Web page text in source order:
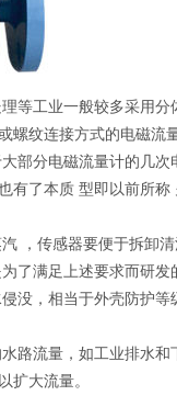
工业一般较多采用分
纹连接方式的电磁流
分电磁流量计的几次
有了本质 型即以前所
，传感器要便于拆卸
了满足上述要求而研发
，相当于外壳防护等
流量，如工业排水和
扩大流量。